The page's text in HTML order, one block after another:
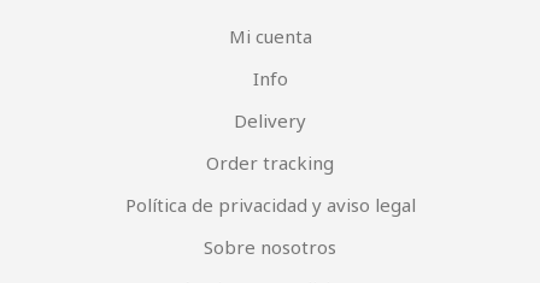
Mi cuenta
Info
Delivery
Order tracking
Política de privacidad y aviso legal
Sobre nosotros